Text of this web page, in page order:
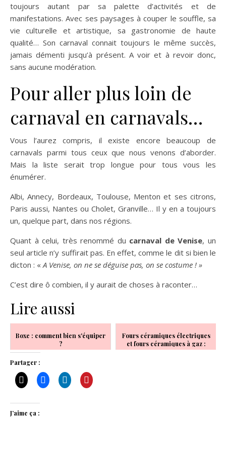
toujours autant par sa palette d’activités et de
manifestations. Avec ses paysages à couper le souffle, sa
vie culturelle et artistique, sa gastronomie de haute
qualité… Son carnaval connait toujours le même succès,
jamais démenti jusqu’à présent. A voir et à revoir donc,
sans aucune modération.
Pour aller plus loin de
carnaval en carnavals…
Vous l’aurez compris, il existe encore beaucoup de
carnavals parmi tous ceux que nous venons d’aborder.
Mais la liste serait trop longue pour tous vous les
énumérer.
Albi, Annecy, Bordeaux, Toulouse, Menton et ses citrons,
Paris aussi, Nantes ou Cholet, Granville… Il y en a toujours
un, quelque part, dans nos régions.
Quant à celui, très renommé du carnaval de Venise, un
seul article n’y suffirait pas. En effet, comme le dit si bien le
dicton : «A Venise, on ne se déguise pas, on se costume ! »
C’est dire ô combien, il y aurait de choses à raconter…
Lire aussi
Boxe : comment bien s'équiper
?
Fours céramiques électriques
et fours céramiques à gaz :
quelles sont les différences
Partager :
J’aime ça :